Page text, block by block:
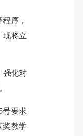
序，
现将立
强化对
号要求
奖教学